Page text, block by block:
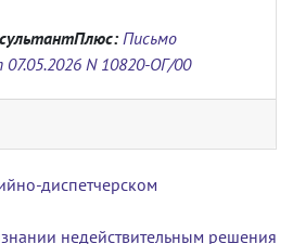
Письмо
N 10820-ОГ/00
диспетчерском
недействительным решения